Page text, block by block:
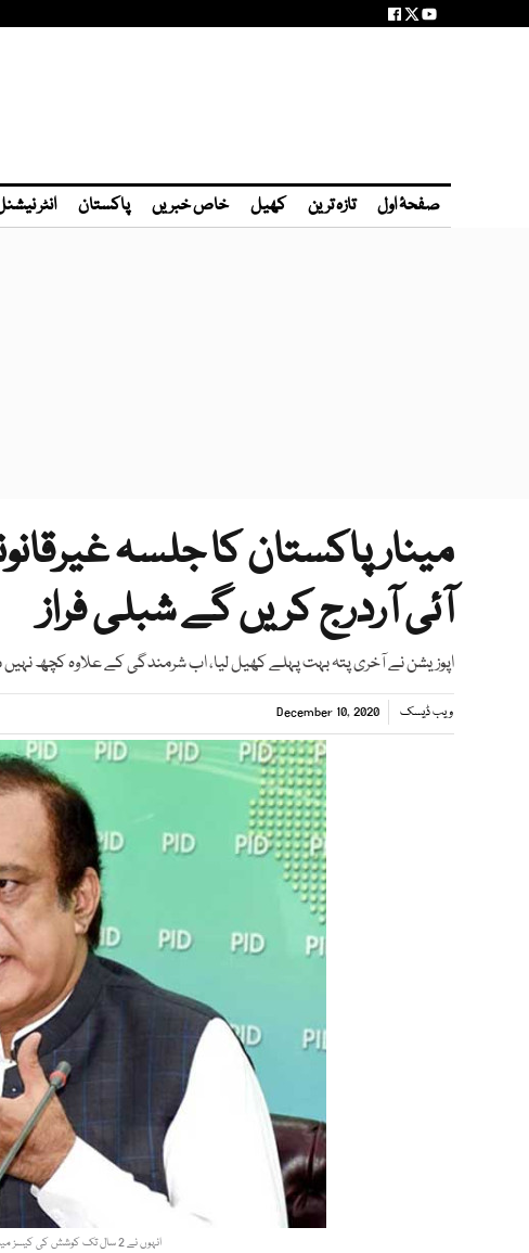
صفحۂ اول تازہ ترین کھیل خاص خبریں پاکستان انٹر
مینارپاکستان کا جلسہ
آئی آردرج کریں گے شبلی فراز
اپوزیشن نے آخری پتہ بہت پہلے کھیل لیا، اب شرمندگی کے علاوہ کچھ نہیں
ویب ڈیسک December 10, 2020
انہوں نے 2 سال تک کوشش کی کیسز میں ریلیف مل جائے، وفاقی وزیر۔ فوٹو: فائل